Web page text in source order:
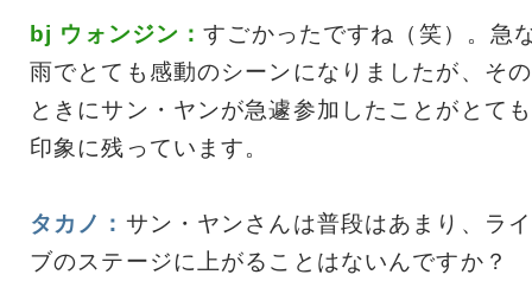
bj ウォンジン：すごかったですね（笑）。急
雨でとても感動のシーンになりましたが、その
ときにサン・ヤンが急遽参加したことがとても
印象に残っています。
タカノ： サン・ヤンさんは普段はあまり、ライ
ブのステージに上がることはないんですか？